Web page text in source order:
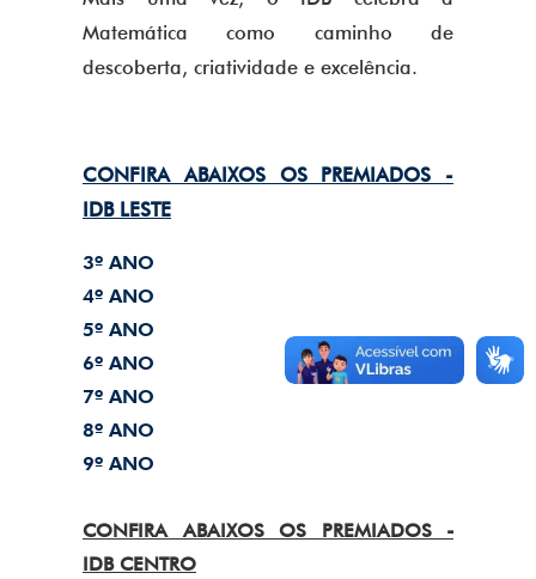
Matemática como caminho de
descoberta, criatividade e excelência.
CONFIRA ABAIXOS OS PREMIADOS -
IDB LESTE
3º ANO
4º ANO
5º ANO
6º ANO
7º ANO
8º ANO
9º ANO
CONFIRA ABAIXOS OS PREMIADOS -
IDB CENTRO